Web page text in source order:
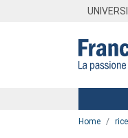
Menu
Home